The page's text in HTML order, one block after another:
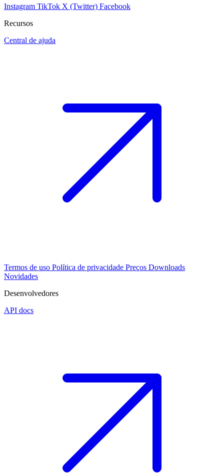
Instagram TikTok X (Twitter) Facebook
Recursos
Central de ajuda
Termos de uso Política de privacidade Preços Downloads
Novidades
Desenvolvedores
API docs